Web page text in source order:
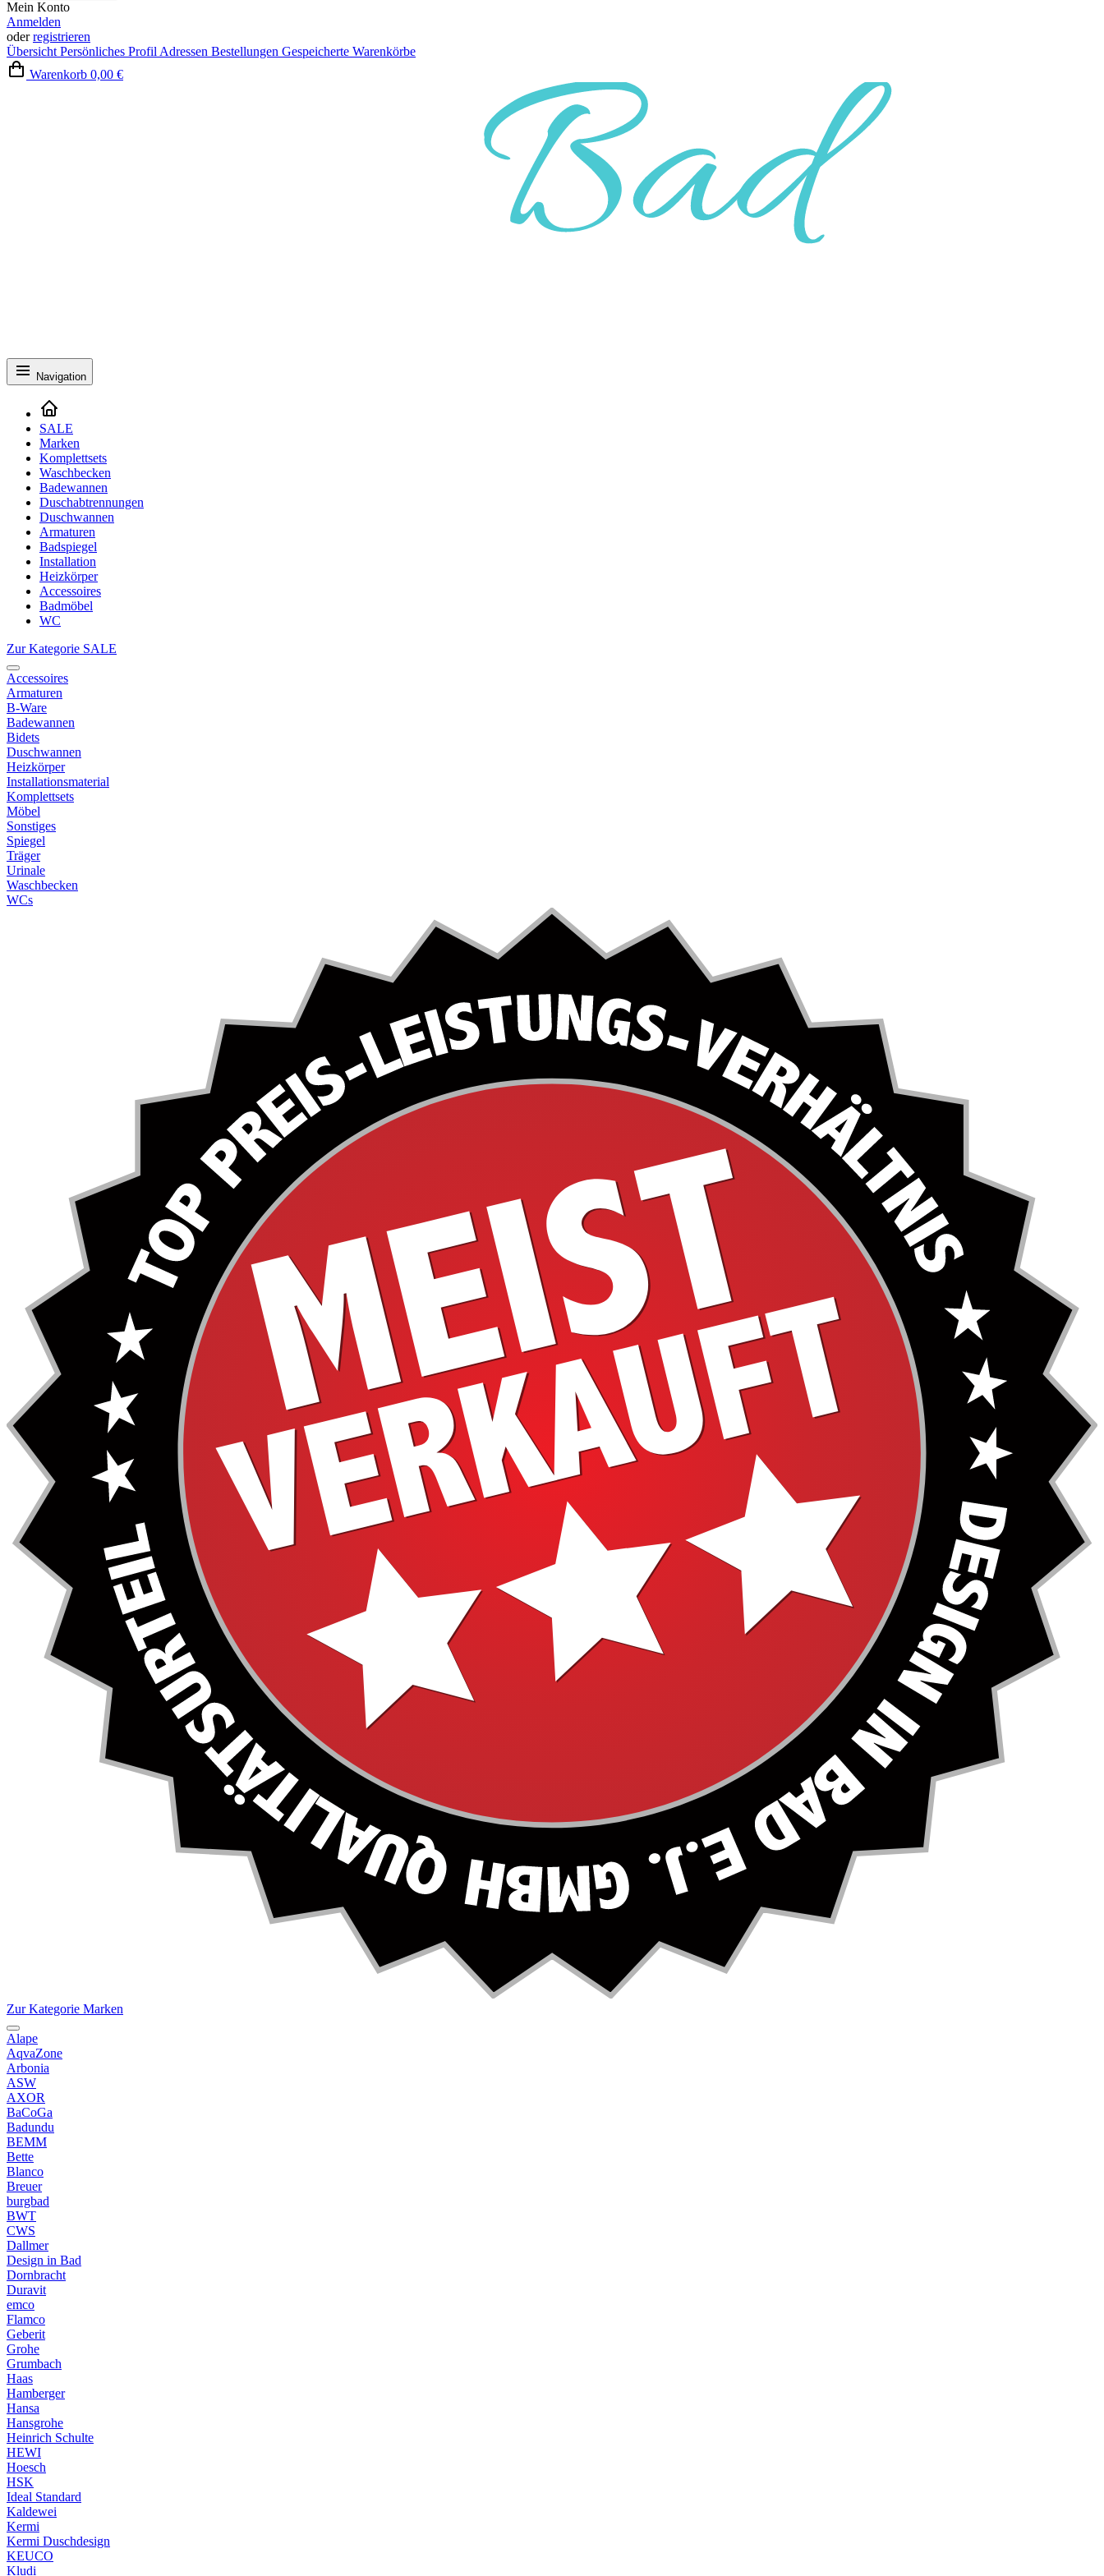
Mein Konto
Anmelden
oderregistrieren
Übersicht Persönliches Profil Adressen Bestellungen Gespeicherte Warenkörbe
Warenkorb 0,00 €
Navigation
SALE
Marken
Komplettsets
Waschbecken
Badewannen
Duschabtrennungen
Duschwannen
Armaturen
Badspiegel
Installation
Heizkörper
Accessoires
Badmöbel
WC
Zur Kategorie SALE
Accessoires
Armaturen
B-Ware
Badewannen
Bidets
Duschwannen
Heizkörper
Installationsmaterial
Komplettsets
Möbel
Sonstiges
Spiegel
Träger
Urinale
Waschbecken
WCs
Zur Kategorie Marken
Alape
AqvaZone
Arbonia
ASW
AXOR
BaCoGa
Badundu
BEMM
Bette
Blanco
Breuer
burgbad
BWT
CWS
Dallmer
Design in Bad
Dornbracht
Duravit
emco
Flamco
Geberit
Grohe
Grumbach
Haas
Hamberger
Hansa
Hansgrohe
Heinrich Schulte
HEWI
Hoesch
HSK
Ideal Standard
Kaldewei
Kermi
Kermi Duschdesign
KEUCO
Kludi